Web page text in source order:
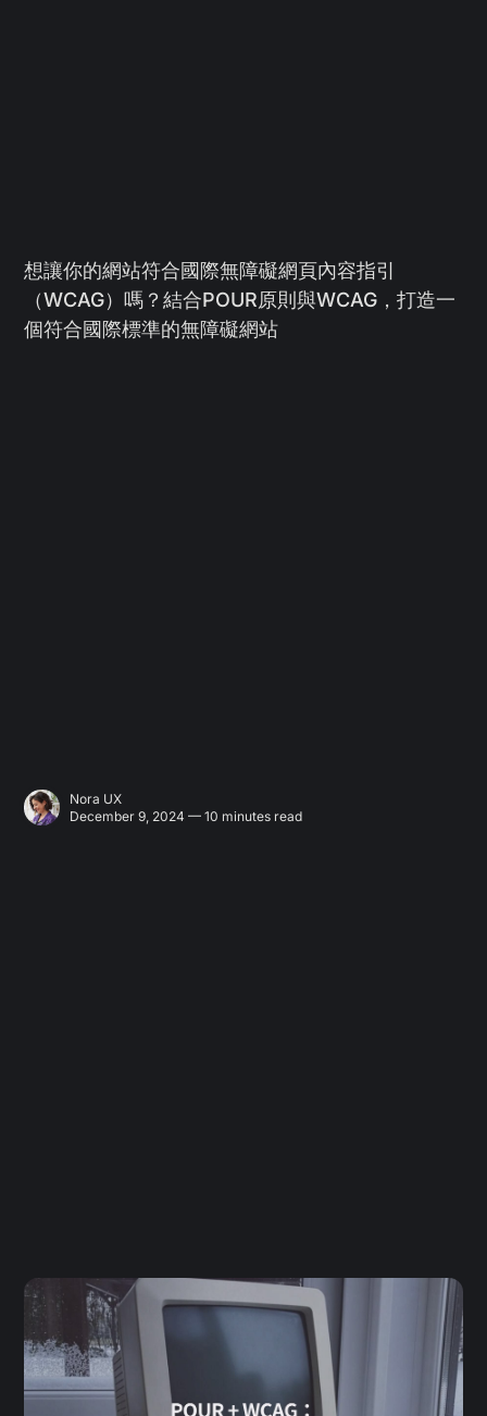
想讓你的網站符合國際無障礙網頁內容指引
（WCAG）嗎？結合POUR原則與WCAG，打造一
個符合國際標準的無障礙網站
Nora UX
December 9, 2024 — 10 minutes read